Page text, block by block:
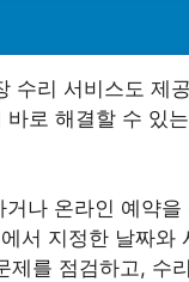
수리 서비스도 제
로 해결할 수 있
거나 온라인 예약
서 지정한 날짜와
제를 점검하고, 수